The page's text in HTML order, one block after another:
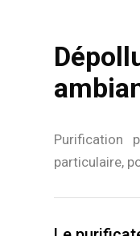
Purification
particulaire,